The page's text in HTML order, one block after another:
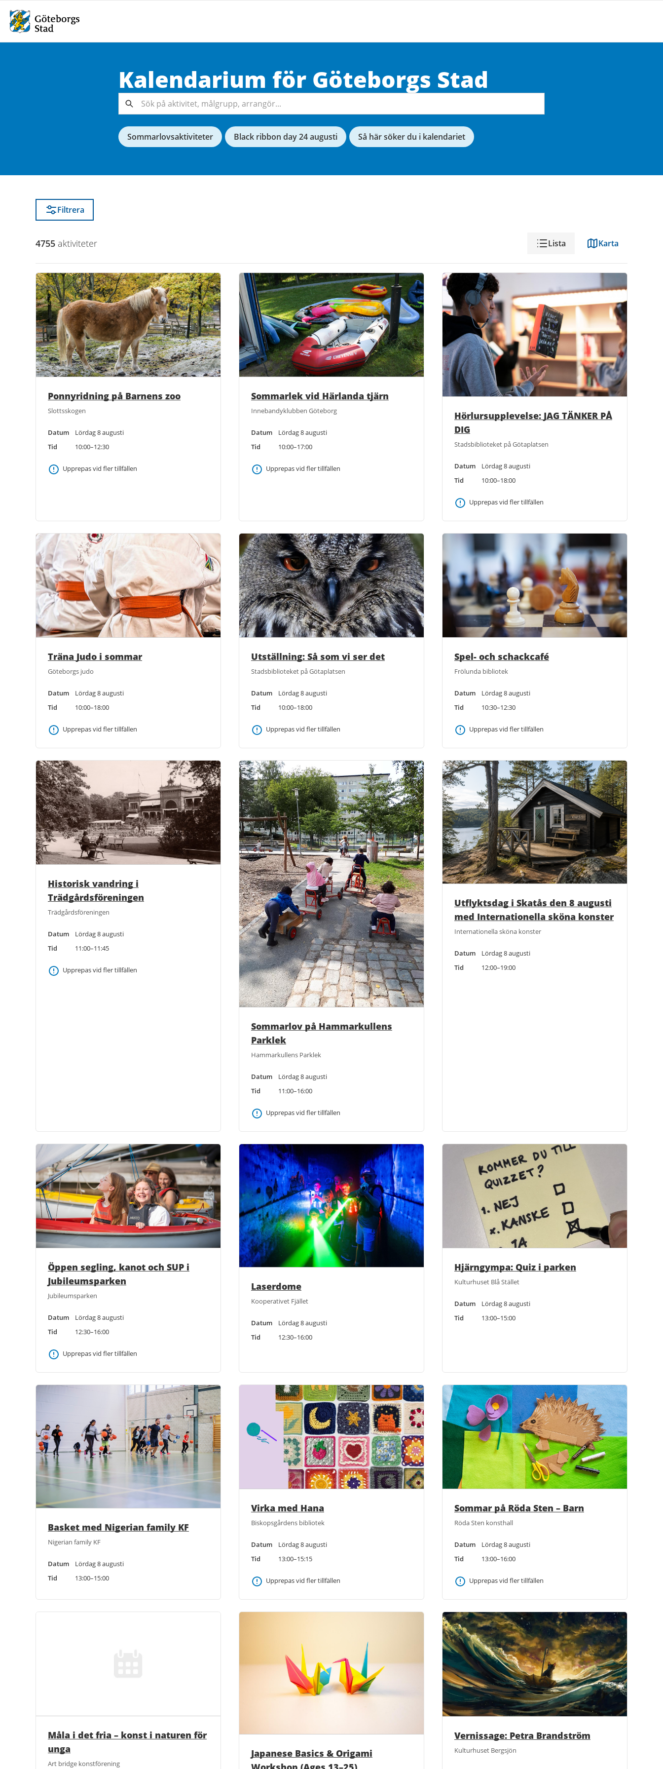
Kalendarium för Göteborgs Stad
Sök på
aktivitet,
målgrupp,
arrangör...
Sök
Sommarlovsaktiviteter Black ribbon day 24 augusti Så här söker du i kalendariet
Filtrera
VisningLista Karta
4755 aktiviteter
Ponnyridning på Barnens zoo
Slottsskogen
Datum
Lördag 8 augusti
Tid
10:00–12:30
Upprepas vid fler tillfällen
Sommarlek vid Härlanda tjärn
Innebandyklubben Göteborg
Datum
Lördag 8 augusti
Tid
10:00–17:00
Upprepas vid fler tillfällen
Hörlursupplevelse: JAG TÄNKER PÅ
DIG
Stadsbiblioteket på Götaplatsen
Datum
Lördag 8 augusti
Tid
10:00–18:00
Upprepas vid fler tillfällen
Träna Judo i sommar
Göteborgs judo
Datum
Lördag 8 augusti
Tid
10:00–18:00
Upprepas vid fler tillfällen
Utställning: Så som vi ser det
Stadsbiblioteket på Götaplatsen
Datum
Lördag 8 augusti
Tid
10:00–18:00
Upprepas vid fler tillfällen
Spel- och schackcafé
Frölunda bibliotek
Datum
Lördag 8 augusti
Tid
10:30–12:30
Upprepas vid fler tillfällen
Historisk vandring i
Trädgårdsföreningen
Trädgårdsföreningen
Datum
Lördag 8 augusti
Tid
11:00–11:45
Upprepas vid fler tillfällen
Sommarlov på Hammarkullens
Parklek
Hammarkullens Parklek
Datum
Lördag 8 augusti
Tid
11:00–16:00
Upprepas vid fler tillfällen
Utflyktsdag i Skatås den 8 augusti
med Internationella sköna konster
Internationella sköna konster
Datum
Lördag 8 augusti
Tid
12:00–19:00
Öppen segling, kanot och SUP i
Jubileumsparken
Jubileumsparken
Datum
Lördag 8 augusti
Tid
12:30–16:00
Upprepas vid fler tillfällen
Laserdome
Kooperativet Fjället
Datum
Lördag 8 augusti
Tid
12:30–16:00
Hjärngympa: Quiz i parken
Kulturhuset Blå Stället
Datum
Lördag 8 augusti
Tid
13:00–15:00
Basket med Nigerian family KF
Nigerian family KF
Datum
Lördag 8 augusti
Tid
13:00–15:00
Virka med Hana
Biskopsgårdens bibliotek
Datum
Lördag 8 augusti
Tid
13:00–15:15
Upprepas vid fler tillfällen
Sommar på Röda Sten – Barn
Röda Sten konsthall
Datum
Lördag 8 augusti
Tid
13:00–16:00
Upprepas vid fler tillfällen
Måla i det fria – konst i naturen för
unga
Art bridge konstförening
Japanese Basics & Origami
Vernissage: Petra Brandström
Kulturhuset Bergsjön